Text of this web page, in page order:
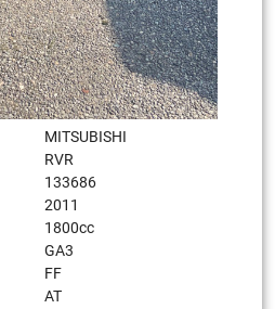
MITSUBISHI
RVR
133686
2011
1800сс
GA3
FF
AT